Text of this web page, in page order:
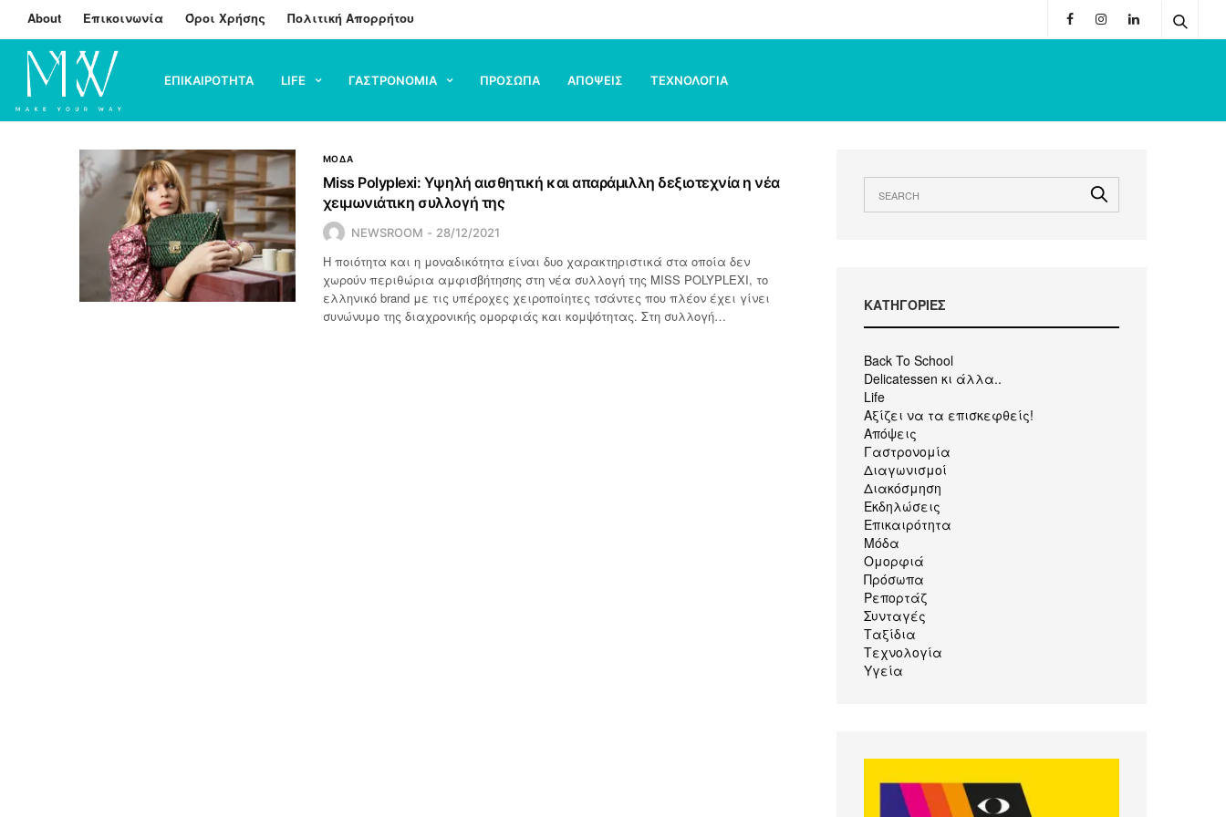
About Επικοινωνία Όροι Χρήσης Πολιτική Απορρήτου
ΕΠΙΚΑΙΡΟΤΗΤΑ LIFE ΓΑΣΤΡΟΝΟΜΙΑ ΠΡΟΣΩΠΑ ΑΠΟΨΕΙΣ ΤΕΧΝΟΛΟΓΙΑ
ΜΟΔΑ
Miss Polyplexi: Υψηλή αισθητική και απαράμιλλη δεξιοτεχνία η νέα
χειμωνιάτικη συλλογή της
NEWSROOM 28/12/2021
Η ποιότητα και η μοναδικότητα είναι δυο χαρακτηριστικά στα οποία δεν
χωρούν περιθώρια αμφισβήτησης στη νέα συλλογή της MISS POLYPLEXI, το
ελληνικό brand με τις υπέροχες χειροποίητες τσάντες που πλέον έχει γίνει
συνώνυμο της διαχρονικής ομορφιάς και κομψότητας. Στη συλλογή…
KΑΤΗΓΟΡΙΕΣ
Back To School
Delicatessen κι άλλα..
Life
Αξίζει να τα επισκεφθείς!
Απόψεις
Γαστρονομία
Διαγωνισμοί
Διακόσμηση
Εκδηλώσεις
Επικαιρότητα
Μόδα
Ομορφιά
Πρόσωπα
Ρεπορτάζ
Συνταγές
Ταξίδια
Τεχνολογία
Υγεία